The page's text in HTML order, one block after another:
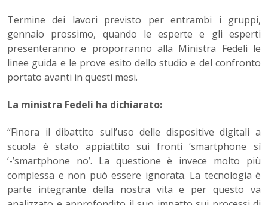
Termine dei lavori previsto per entrambi i gruppi,
gennaio prossimo, quando le esperte e gli esperti
presenteranno e proporranno alla Ministra Fedeli le
linee guida e le prove esito dello studio e del confronto
portato avanti in questi mesi.
La ministra Fedeli ha dichiarato:
“Finora il dibattito sull’uso delle dispositive digitali a
scuola è stato appiattito sui fronti ‘smartphone sì
‘-’smartphone no’. La questione è invece molto più
complessa e non può essere ignorata. La tecnologia è
parte integrante della nostra vita e per questo va